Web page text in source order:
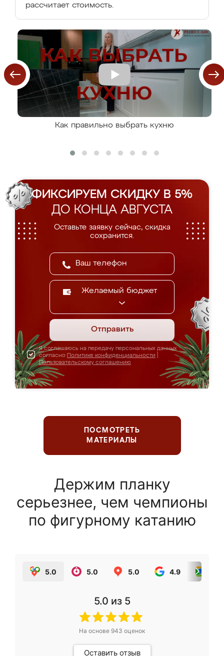
рассчитает стоимость.
Как правильно выбрать кухню
ФИКСИРУЕМ СКИДКУ В 5%
ДО КОНЦА АВГУСТА
Оставьте заявку сейчас, скидка
сохранится.
Желаемый бюджет
Отправить
Я соглашаюсь на передачу персональных данных
согласно Политике конфиденциальности
Пользовательскому соглашению
ПОСМОТРЕТЬ
МАТЕРИАЛЫ
Держим планку
серьезнее, чем чемпионы
по фигурному катанию
5.0 5.0 5.0 4.9
5.0 из 5
На основе 943 оценок
Оставить отзыв